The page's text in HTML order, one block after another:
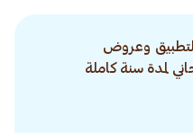
وعروض
لمدة سنة كاملة